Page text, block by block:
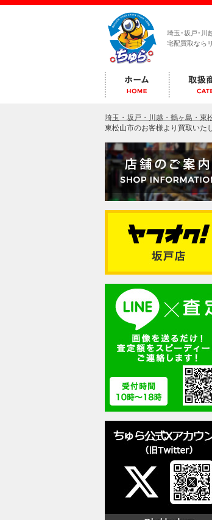
埼玉･坂戸･川
宅配買取なら
埼玉・坂戸・川越・鶴ヶ島・
東松山市のお客様より買取いた